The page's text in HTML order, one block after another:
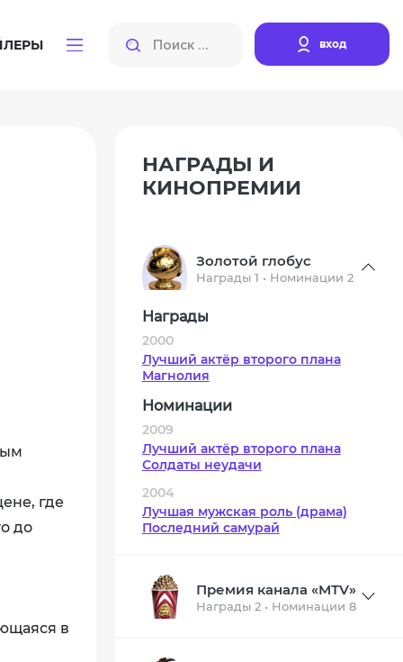
вход
где
до
в
НАГРАДЫ И
КИНОПРЕМИИ
Золотой глобус
Награды 1 • Номинации 2
Награды
2000
Лучший актёр второго плана
Магнолия
Номинации
2009
Лучший актёр второго плана
Солдаты неудачи
2004
Лучшая мужская роль (драма)
Последний самурай
Премия канала «MTV»
Награды 2 • Номинации 8